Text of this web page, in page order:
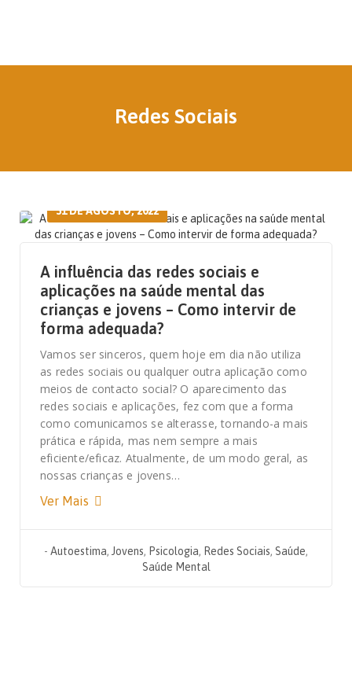
Redes Sociais
31 DE AGOSTO, 2022
A influência das redes sociais e
aplicações na saúde mental das
crianças e jovens – Como intervir de
forma adequada?
Vamos ser sinceros, quem hoje em dia não utiliza
as redes sociais ou qualquer outra aplicação como
meios de contacto social? O aparecimento das
redes sociais e aplicações, fez com que a forma
como comunicamos se alterasse, tornando-a mais
prática e rápida, mas nem sempre a mais
eficiente/eficaz. Atualmente, de um modo geral, as
nossas crianças e jovens…
Ver Mais
- Autoestima, Jovens, Psicologia, Redes Sociais, Saúde,
Saúde Mental